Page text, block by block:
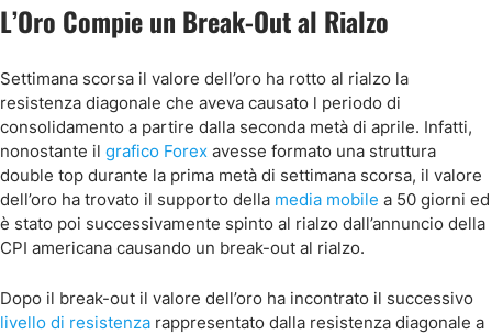
L’Oro Compie un Break-Out al Rialzo
Settimana scorsa il valore dell’oro ha rotto al rialzo la
resistenza diagonale che aveva causato l periodo di
consolidamento a partire dalla seconda metà di aprile. Infatti,
nonostante il grafico Forex avesse formato una struttura
double top durante la prima metà di settimana scorsa, il valore
dell’oro ha trovato il supporto della media mobile a 50 giorni ed
è stato poi successivamente spinto al rialzo dall’annuncio della
CPI americana causando un break-out al rialzo.
Dopo il break-out il valore dell’oro ha incontrato il successivo
livello di resistenza rappresentato dalla resistenza diagonale a